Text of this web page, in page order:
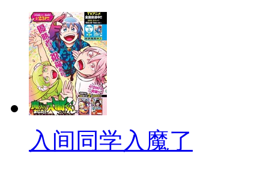
入间同学入魔了